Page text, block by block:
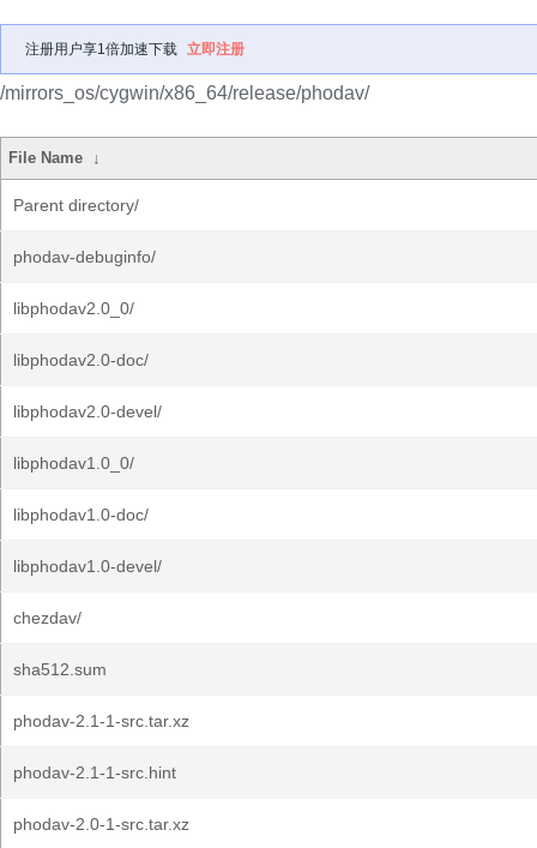
注册用户享1倍加速下载 立即注册
/mirrors_os/cygwin/x86_64/release/phodav/
File Name ↓
Parent directory/
phodav-debuginfo/
libphodav2.0_0/
libphodav2.0-doc/
libphodav2.0-devel/
libphodav1.0_0/
libphodav1.0-doc/
libphodav1.0-devel/
chezdav/
sha512.sum
phodav-2.1-1-src.tar.xz
phodav-2.1-1-src.hint
phodav-2.0-1-src.tar.xz